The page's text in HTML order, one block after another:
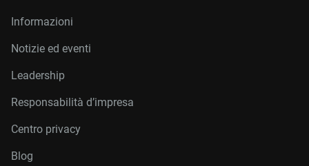
Informazioni
Notizie ed eventi
Leadership
Responsabilità d’impresa
Centro privacy
Blog